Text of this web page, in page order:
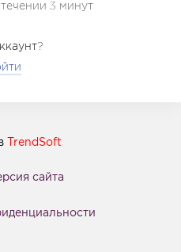
3 минут
TrendSoft
сайта